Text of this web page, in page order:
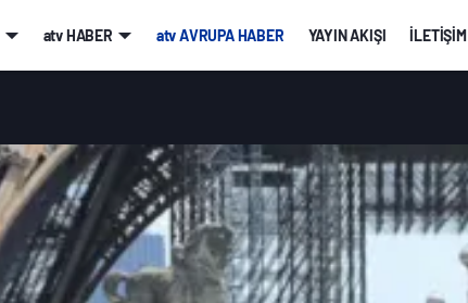
atv HABER atv AVRUPA HABER YAYIN AKIŞI İLETİŞİM